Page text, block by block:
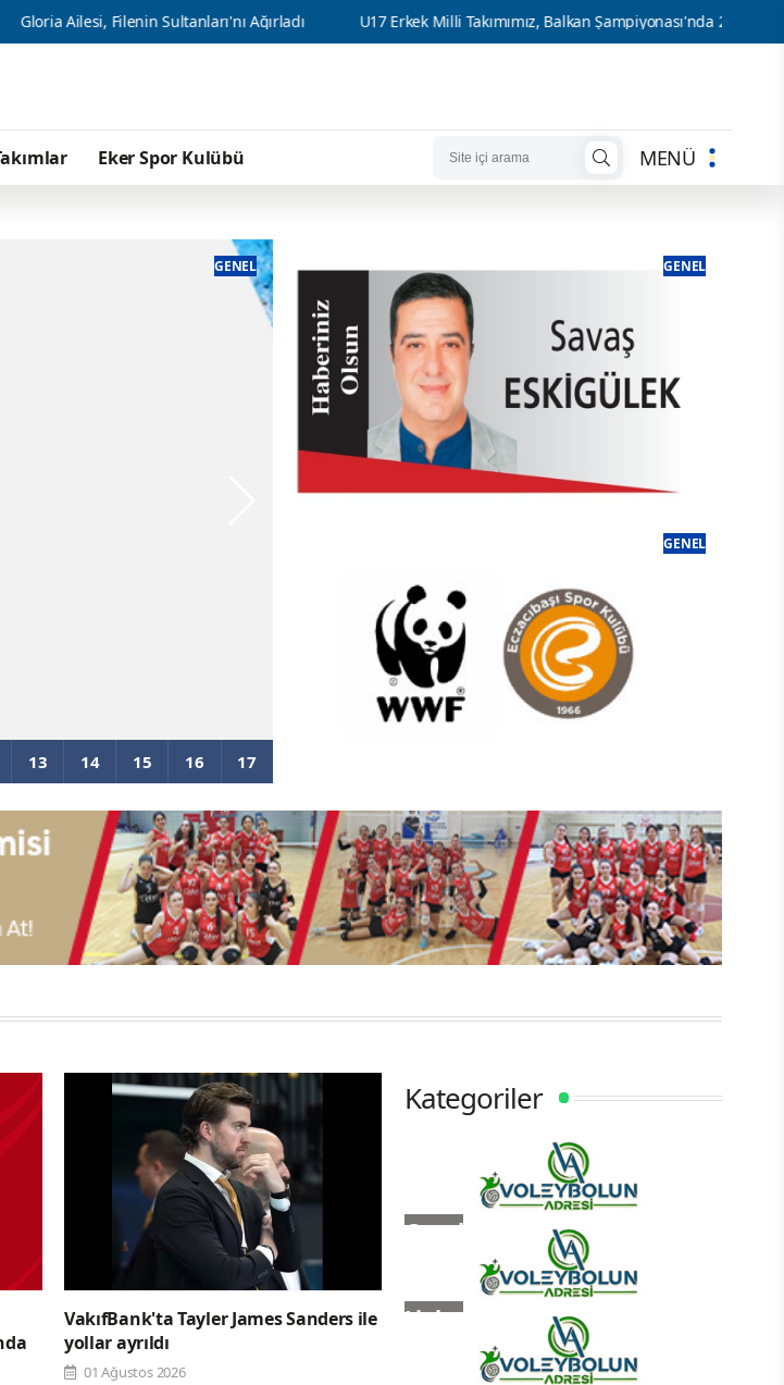
Sultanları'nı Ağırladı U17 Erkek Milli Takımımız, Balkan Şampiyonası'nda 2 de 2 yaptı ve Yarı Finalde
Eker Spor Kulübü MENÜ
GENEL
Fenerbahçe Medicana Kadın Voleybol
Çelik oldu
GENEL
Kulübü’nden Dünya Kaplan Günü’nde
ortak çağrı
GENEL
VakıfBank'ta Tayler James Sanders ile
yollar ayrıldı
01 Ağustos 2026
Kategoriler
Genel
Ligler